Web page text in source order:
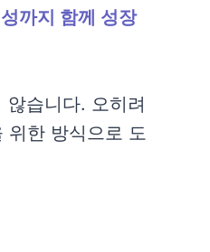
까지 함께 성장
습니다. 오히려
위한 방식으로 도